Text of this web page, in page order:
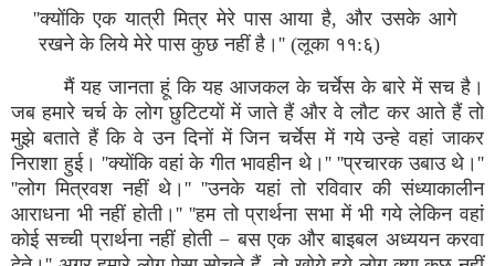
''क्योंकि एक यात्री मित्र मेरे पास आया है, और उसके आगे
रखने के लिये मेरे पास कुछ नहीं है।'' (लूका ११:६)
मैं यह जानता हूं कि यह आजकल के चर्चेस के बारे में सच है।
जब हमारे चर्च के लोग छुटिटयों में जाते हैं और वे लौट कर आते हैं तो
मुझे बताते हैं कि वे उन दिनों में जिन चर्चेस में गये उन्हे वहां जाकर
निराशा हुई। ''क्योंकि वहां के गीत भावहीन थे।'' ''प्रचारक उबाउ थे।''
''लोग मित्रवश नहीं थे।'' ''उनके यहां तो रविवार की संध्याकालीन
आराधना भी नहीं होती।'' ''हम तो प्रार्थना सभा में भी गये लेकिन वहां
कोई सच्ची प्रार्थना नहीं होती − बस एक और बाइबल अध्ययन करवा